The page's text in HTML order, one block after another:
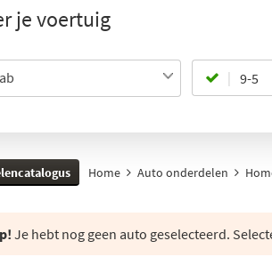
je voertuig
Home Auto onderdelen
Je hebt nog geen auto geselecteerd.